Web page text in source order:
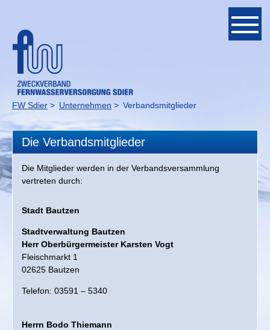
Unternehmen
Ansprechpartner
Fördermittelprojekt
Ausbildung
Geschichte
Bauabschnitte
Werdegang
FW Sdier Unternehmen Verbandsmitglieder
Die Verbandsmitglieder
Die Mitglieder werden in der Verbandsversammlung
vertreten durch:
Stadt Bautzen
Stadtverwaltung Bautzen
Herr Oberbürgermeister Karsten Vogt
Fleischmarkt 1
02625 Bautzen
Telefon: 03591 – 5340
Herrn Bodo Thiemann